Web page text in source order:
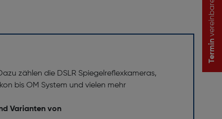
zählen die DSLR Spiegelreflexkameras,
bis OM System und vielen mehr
Varianten von
Termin
vereinbaren